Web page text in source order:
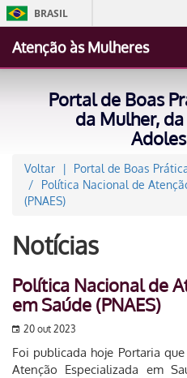
BRASIL
Atenção às Mulheres
Portal de Boas
da Mulher,
Voltar Portal de Boas
Política Nacional de
(PNAES)
Notícias
Política Nacional de
em Saúde (PNAES)
20 out 2023
Foi publicada hoje Portaria
Atenção Especializada em